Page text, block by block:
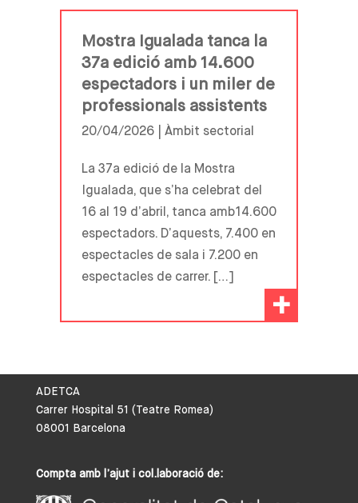
Mostra Igualada tanca la
37a edició amb 14.600
espectadors i un miler de
professionals assistents
20/04/2026 | Àmbit sectorial
La 37a edició de la Mostra
Igualada, que s’ha celebrat del
16 al 19 d’abril, tanca amb14.600
espectadors. D’aquests, 7.400 en
espectacles de sala i 7.200 en
espectacles de carrer. […]
+
ADETCA
Carrer Hospital 51 (Teatre Romea)
08001 Barcelona
Compta amb l’ajut i col.laboració de: